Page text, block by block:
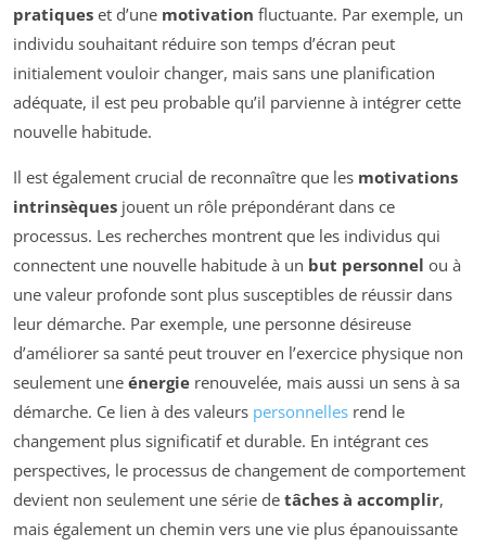
pratiques et d’une motivation fluctuante. Par exemple, un
individu souhaitant réduire son temps d’écran peut
initialement vouloir changer, mais sans une planification
adéquate, il est peu probable qu’il parvienne à intégrer cette
nouvelle habitude.
Il est également crucial de reconnaître que les motivations
intrinsèques jouent un rôle prépondérant dans ce
processus. Les recherches montrent que les individus qui
connectent une nouvelle habitude à un but personnel ou à
une valeur profonde sont plus susceptibles de réussir dans
leur démarche. Par exemple, une personne désireuse
d’améliorer sa santé peut trouver en l’exercice physique non
seulement une énergie renouvelée, mais aussi un sens à sa
démarche. Ce lien à des valeurs personnelles rend le
changement plus significatif et durable. En intégrant ces
perspectives, le processus de changement de comportement
devient non seulement une série de tâches à accomplir,
mais également un chemin vers une vie plus épanouissante